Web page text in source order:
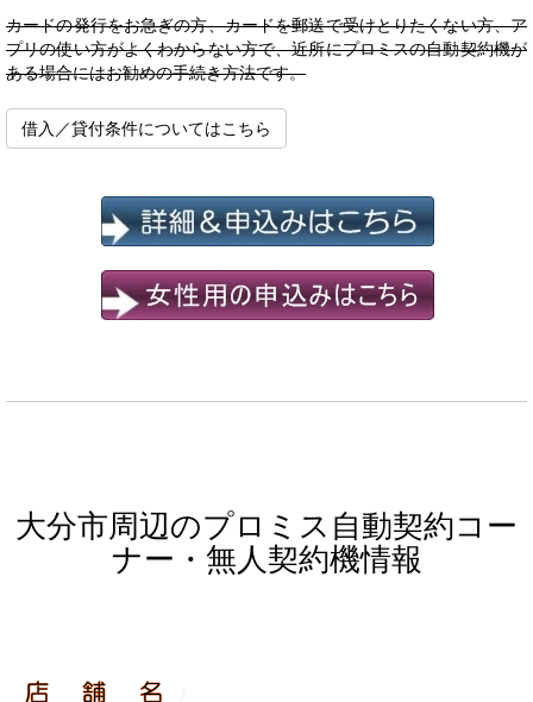
カードの発行をお急ぎの方、カードを郵送で受けとりたくない方、ア
プリの使い方がよくわからない方で、近所にプロミスの自動契約機が
ある場合にはお勧めの手続き方法です。
借入／貸付条件についてはこちら
大分市周辺のプロミス自動契約コー
ナー・無人契約機情報